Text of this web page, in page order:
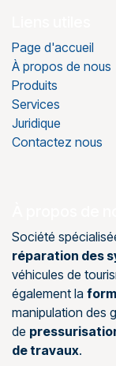
Page d'accueil
À propos de nous
Produits
Services
Juridique
Contactez nous
Société
réparation des
véhicules de
également la
manipulation des
de
de travaux.